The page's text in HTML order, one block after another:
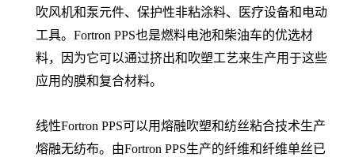
吹风机和泵元件、保护性非粘涂料、医疗设备和电动
工具。Fortron PPS也是燃料电池和柴油车的优选材
料，因为它可以通过挤出和吹塑工艺来生产用于这些
应用的膜和复合材料。
线性Fortron PPS可以用熔融吹塑和纺丝粘合技术生产
熔融无纺布。由Fortron PPS生产的纤维和纤维单丝已